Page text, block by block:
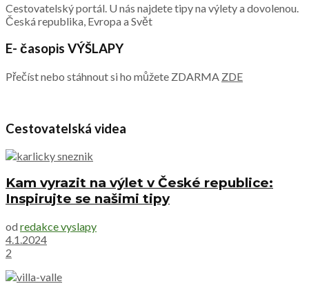
Cestovatelský portál. U nás najdete tipy na výlety a dovolenou.
Česká republika, Evropa a Svět
E- časopis VÝŠLAPY
Přečíst nebo stáhnout si ho můžete ZDARMA ZDE
Cestovatelská videa
Kam vyrazit na výlet v České republice:
Inspirujte se našimi tipy
od redakce vyslapy
4.1.2024
2